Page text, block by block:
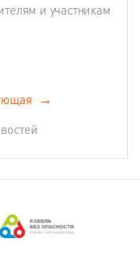
и участникам
→